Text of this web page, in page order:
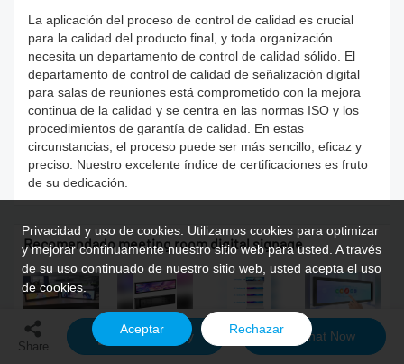
La aplicación del proceso de control de calidad es crucial
para la calidad del producto final, y toda organización
necesita un departamento de control de calidad sólido. El
departamento de control de calidad de señalización digital
para salas de reuniones está comprometido con la mejora
continua de la calidad y se centra en las normas ISO y los
procedimientos de garantía de calidad. En estas
circunstancias, el proceso puede ser más sencillo, eficaz y
preciso. Nuestro excelente índice de certificaciones es fruto
de su dedicación.
Recomendado meeting room digital signage
Monitor de
pantalla
Pantalla
LCD de
Grado
comercial
Pantalla
táctil de
Share
Send Inquiry Chat Now
Privacidad y uso de cookies. Utilizamos cookies para optimizar
y mejorar continuamente nuestro sitio web para usted. A través
de su uso continuado de nuestro sitio web, usted acepta el uso
de cookies.
Aceptar Rechazar